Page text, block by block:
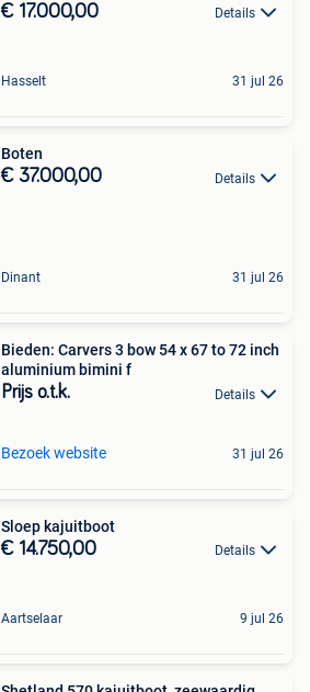
€ 17.000,00 Details
Hasselt 31 jul 26
Boten
€ 37.000,00 Details
Dinant 31 jul 26
Bieden: Carvers 3 bow 54 x 67 to 72 inch
aluminium bimini f
Prijs o.t.k. Details
Bezoek website 31 jul 26
Sloep kajuitboot
€ 14.750,00 Details
Aartselaar 9 jul 26